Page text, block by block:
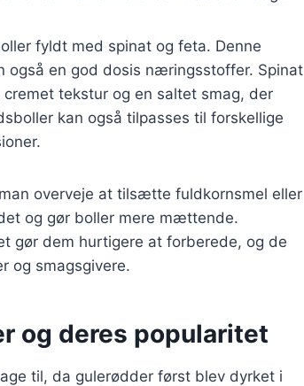
fyldt med spinat og feta. Denne
også en god dosis næringsstoffer. Spinat
tekstur og en saltet smag, der
kan også tilpasses til forskellige
overveje at tilsætte fuldkornsmel eller
og gør boller mere mættende.
gør dem hurtigere at forberede, og de
og smagsgivere.
og deres popularitet
til, da gulerødder først blev dyrket i